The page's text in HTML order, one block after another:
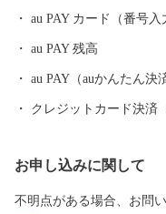
上之郷村、大土村の5カ
し、世界と日本を結ぶ玄
都市をめざしてまちづく
au PAY カード（番号入
au PAY 残高
au PAY（auかんたん決
クレジットカード決済
お申し込みに関して
不明点がある場合、お問